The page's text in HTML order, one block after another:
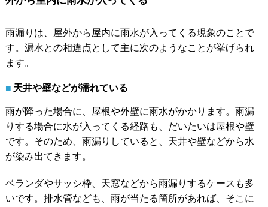
雨漏りは、屋外から屋内に雨水が入ってくる現象のことで
す。漏水との相違点として主に次のようなことが挙げられ
ます。
天井や壁などが濡れている
雨が降った場合に、屋根や外壁に雨水がかかります。雨漏
りする場合に水が入ってくる経路も、だいたいは屋根や壁
です。そのため、雨漏りしていると、天井や壁などから水
が染み出てきます。
ベランダやサッシ枠、天窓などから雨漏りするケースも多
いです。排水管なども、雨が当たる箇所があれば、そこに